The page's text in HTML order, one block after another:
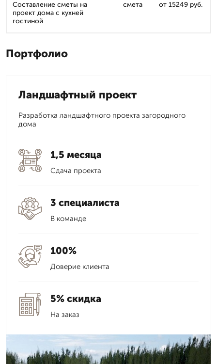
Составление сметы на
проект дома с кухней
гостиной
смета от 15249 руб.
Портфолио
Ландшафтный проект
Разработка ландшафтного проекта загородного
дома
1,5 месяца
Сдача проекта
3 специалиста
В команде
100%
Доверие клиента
5% скидка
На заказ